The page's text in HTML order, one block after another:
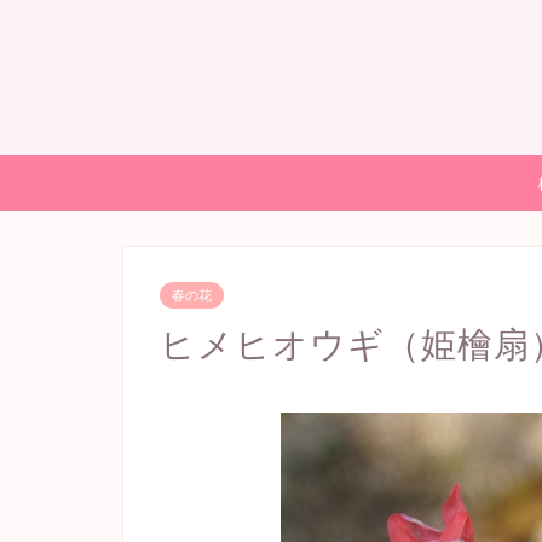
春の花
ヒメヒオウギ（姫檜扇